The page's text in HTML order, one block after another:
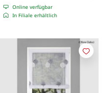
Online verfügbar
In Filiale erhältlich